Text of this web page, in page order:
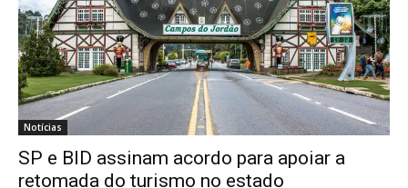
Notícias
SP e BID assinam acordo para apoiar a
retomada do turismo no estado